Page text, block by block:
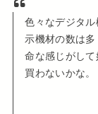
色々なデジタ
示機材の数は
命な感じがし
買わないかな。